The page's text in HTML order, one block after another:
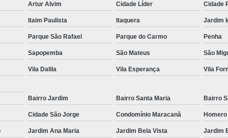
Muncks de Locação
Muncks
Aluguel de Munck 1
Aluguel de Munck
Aluguel de Munck para
Locação de
Artur Alvim Cidade Líder Cidade
Itaim Paulista Itaquera Jardim
Parque São Rafael Parque do Carmo Penha
Sapopemba São Mateus São
Vila Dalila Vila Esperança Vila
Bairro Jardim Bairro Santa Maria Bairro
Cidade São Jorge Condomínio Maracanã Homero
Jardim Ana Maria Jardim Bela Vista Jardim